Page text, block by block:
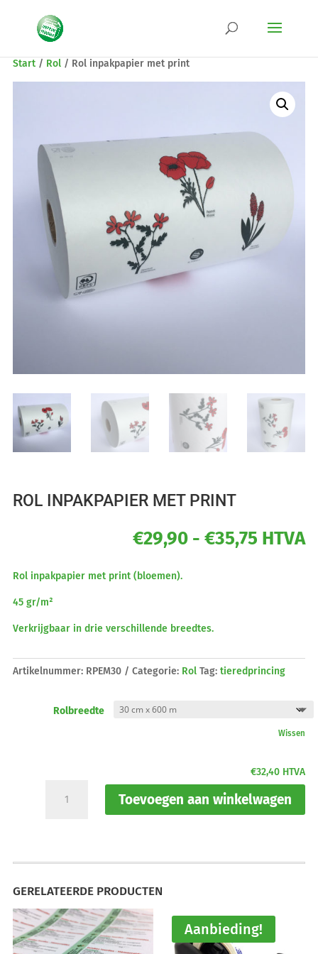
Start / Rol / Rol inpakpapier met print
ROL INPAKPAPIER MET PRINT
€29,90 - €35,75 HTVA
Rol inpakpapier met print (bloemen).
45 gr/m²
Verkrijgbaar in drie verschillende breedtes.
Artikelnummer: RPEM30 Categorie: Rol Tag: tieredprincing
Rolbreedte
Wissen
€32,40 HTVA
inpakpapier
Toevoegen aan winkelwagen
GERELATEERDE PRODUCTEN
Aanbieding!